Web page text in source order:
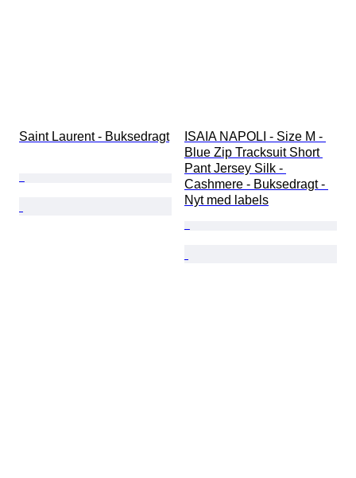
Saint Laurent - Buksedragt
ISAIA NAPOLI - Size M -
Blue Zip Tracksuit Short
Pant Jersey Silk -
Cashmere - Buksedragt -
Nyt med labels